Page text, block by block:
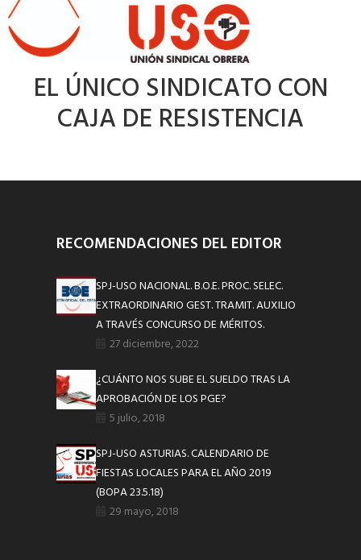
EL ÚNICO SINDICATO CON
CAJA DE RESISTENCIA
RECOMENDACIONES DEL EDITOR
SPJ-USO NACIONAL. B.O.E. PROC. SELEC.
EXTRAORDINARIO GEST. TRAMIT. AUXILIO
A TRAVÉS CONCURSO DE MÉRITOS.
27 diciembre, 2022
¿CUÁNTO NOS SUBE EL SUELDO TRAS LA
APROBACIÓN DE LOS PGE?
5 julio, 2018
SPJ-USO ASTURIAS. CALENDARIO DE
FIESTAS LOCALES PARA EL AÑO 2019
(BOPA 23.5.18)
29 mayo, 2018